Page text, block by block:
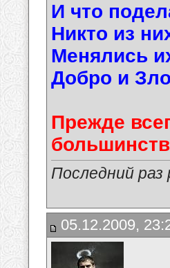
И что
Никто из
Менялись
Добро и
Прежде
Последний раз
05.12.2009,